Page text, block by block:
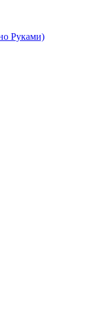
Руками)